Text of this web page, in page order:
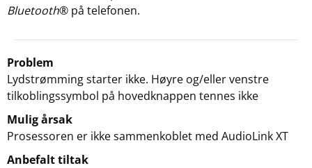
Bluetooth® på telefonen.
Problem
Lydstrømming starter ikke. Høyre og/eller venstre
tilkoblingssymbol på hovedknappen tennes ikke
Mulig årsak
Prosessoren er ikke sammenkoblet med AudioLink XT
Anbefalt tiltak